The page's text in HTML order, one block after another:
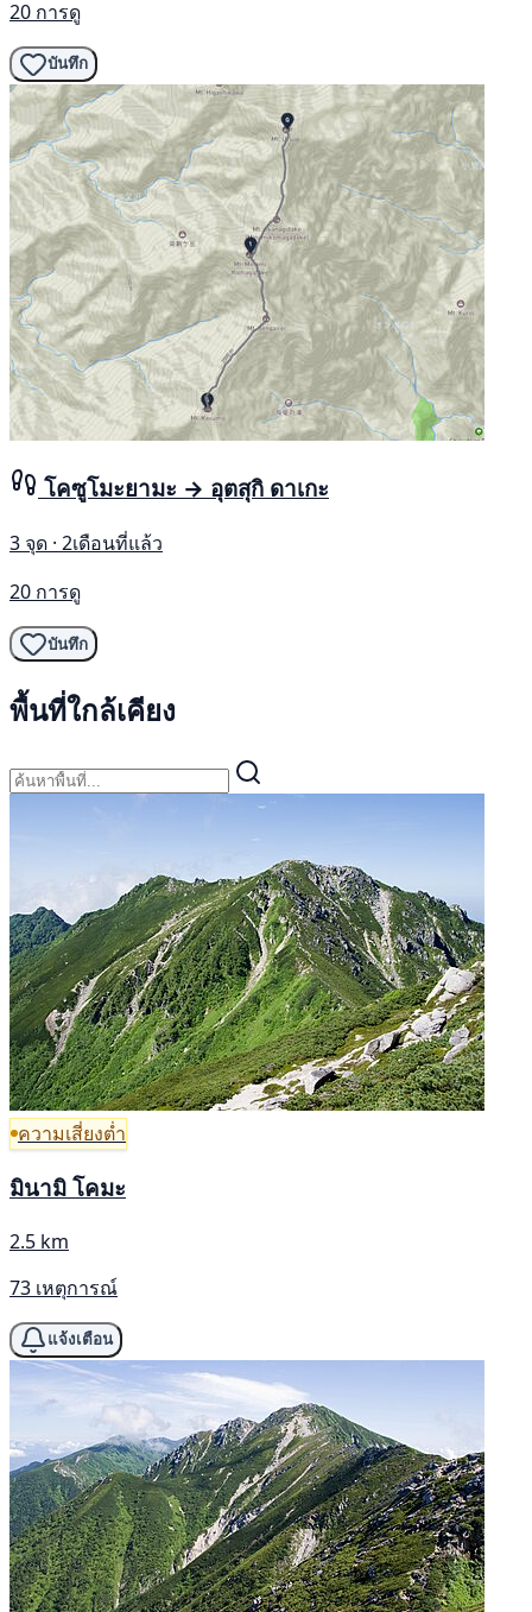
20 การดู
บันทึก
โคซูโมะยามะ → อุตสุกิ ดาเกะ
3 จุด · 2เดือนที่แล้ว
20 การดู
บันทึก
พื้นที่ใกล้เคียง
ความเสี่ยงต่ำ
มินามิ โคมะ
2.5 km
73 เหตุการณ์
แจ้งเตือน